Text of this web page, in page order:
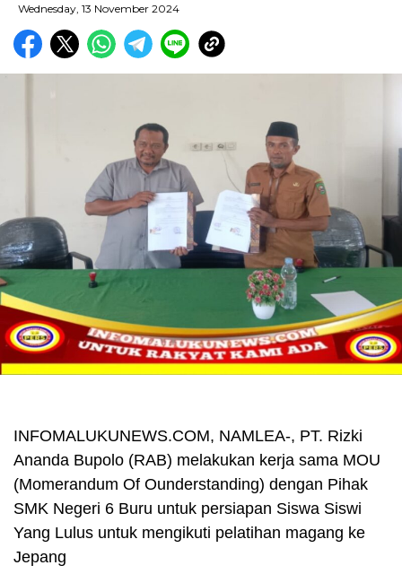
Wednesday, 13 November 2024
INFOMALUKUNEWS.COM, NAMLEA-, PT. Rizki
Ananda Bupolo (RAB) melakukan kerja sama MOU
(Momerandum Of Ounderstanding) dengan Pihak
SMK Negeri 6 Buru untuk persiapan Siswa Siswi
Yang Lulus untuk mengikuti pelatihan magang ke
Jepang